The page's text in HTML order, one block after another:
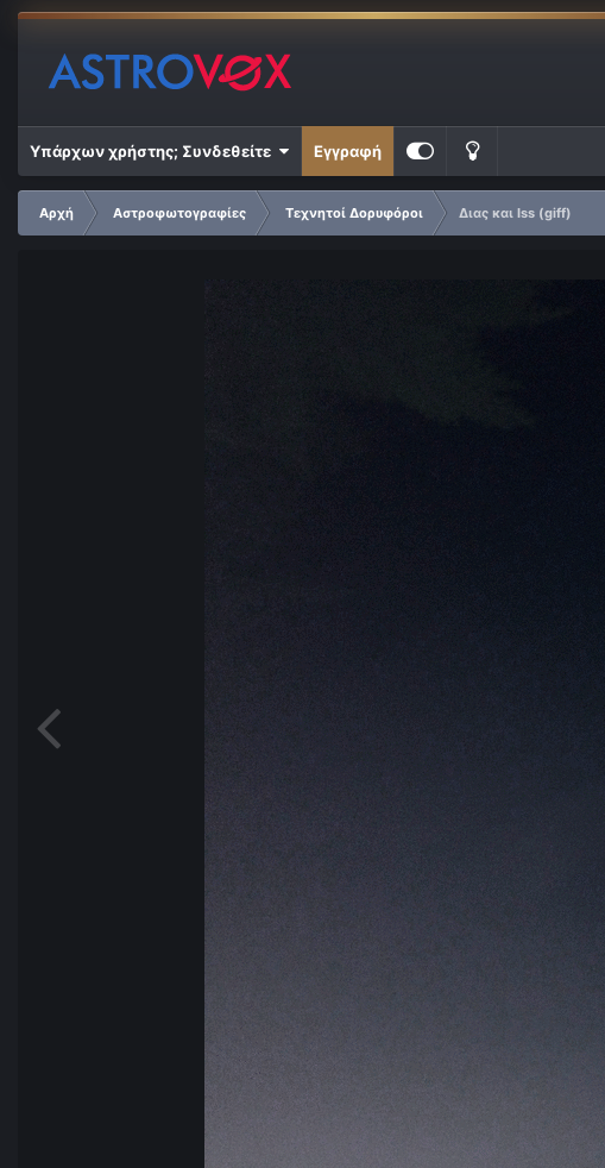
Υπάρχων χρήστης; Συνδεθείτε Εγγραφή
Αρχή Αστροφωτογραφίες Τεχνητοί Δορυφόροι
Διας και Iss (giff)